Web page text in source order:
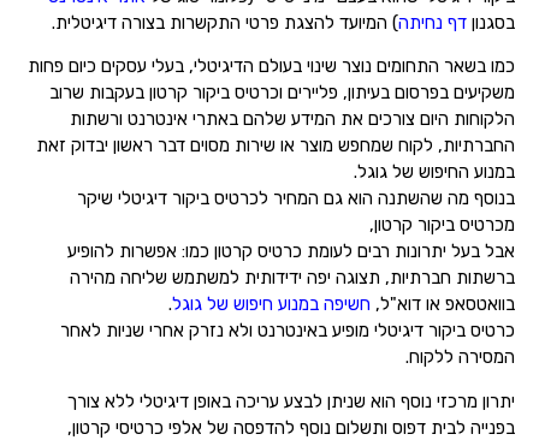
בסגנון דף נחיתה) המיועד להצגת פרטי התקשרות בצורה דיגיטלית.
כמו בשאר התחומים נוצר שינוי בעולם הדיגיטלי, בעלי עסקים כיום פחות
משקיעים בפרסום בעיתון, פליירים וכרטיס ביקור קרטון בעקבות שרוב
הלקוחות היום צורכים את המידע שלהם באתרי אינטרנט ורשתות
החברתיות, לקוח שמחפש מוצר או שירות מסוים דבר ראשון יבדוק זאת
במנוע החיפוש של גוגל.
בנוסף מה שהשתנה הוא גם המחיר לכרטיס ביקור דיגיטלי שיקר
מכרטיס ביקור קרטון,
אבל בעל יתרונות רבים לעומת כרטיס קרטון כמו: אפשרות להופיע
ברשתות חברתיות, תצוגה יפה ידידותית למשתמש שליחה מהירה
בוואטסאפ או דוא"ל, חשיפה במנוע חיפוש של גוגל.
כרטיס ביקור דיגיטלי מופיע באינטרנט ולא נזרק אחרי שניות לאחר
המסירה ללקוח.
יתרון מרכזי נוסף הוא שניתן לבצע עריכה באופן דיגיטלי ללא צורך
בפנייה לבית דפוס ותשלום נוסף להדפסה של אלפי כרטיסי קרטון,